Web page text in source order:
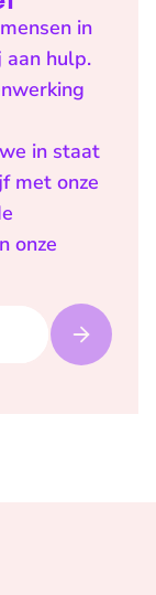
in
aan hulp.
in staat
met onze
onze